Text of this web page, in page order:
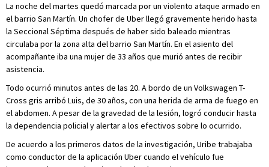
La noche del martes quedó marcada por un violento ataque armado en
el barrio San Martín. Un chofer de Uber llegó gravemente herido hasta
la Seccional Séptima después de haber sido baleado mientras
circulaba por la zona alta del barrio San Martín. En el asiento del
acompañante iba una mujer de 33 años que murió antes de recibir
asistencia.
Todo ocurrió minutos antes de las 20. A bordo de un Volkswagen T-
Cross gris arribó Luis, de 30 años, con una herida de arma de fuego en
el abdomen. A pesar de la gravedad de la lesión, logró conducir hasta
la dependencia policial y alertar a los efectivos sobre lo ocurrido.
De acuerdo a los primeros datos de la investigación, Uribe trabajaba
como conductor de la aplicación Uber cuando el vehículo fue